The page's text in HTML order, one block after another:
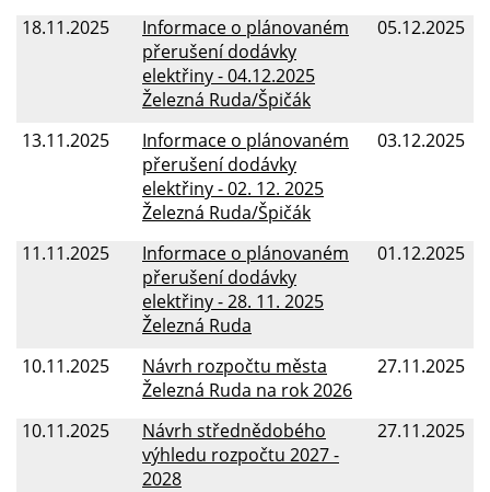
18.11.2025
05.12.2025
Informace o plánovaném
přerušení dodávky
elektřiny - 04.12.2025
Železná Ruda/Špičák
13.11.2025
03.12.2025
Informace o plánovaném
přerušení dodávky
elektřiny - 02. 12. 2025
Železná Ruda/Špičák
11.11.2025
01.12.2025
Informace o plánovaném
přerušení dodávky
elektřiny - 28. 11. 2025
Železná Ruda
10.11.2025
27.11.2025
Návrh rozpočtu města
Železná Ruda na rok 2026
10.11.2025
27.11.2025
Návrh střednědobého
výhledu rozpočtu 2027 -
2028